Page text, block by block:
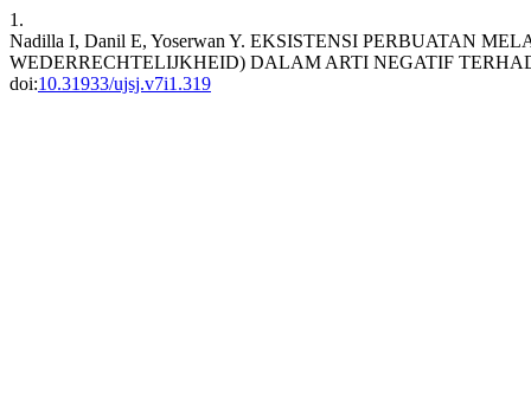
1.
Nadilla I, Danil E, Yoserwan Y. EKSISTENSI PERBUATAN
WEDERRECHTELIJKHEID) DALAM ARTI NEGATIF
doi:10.31933/ujsj.v7i1.319